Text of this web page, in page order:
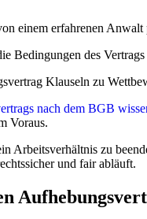
einem erfahrenen
Bedingungen des
Klauseln zu
nach dem BGB
Voraus.
zu
und fair abläuft.